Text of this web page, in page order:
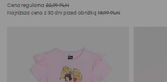
Cena regularna 22,99PLN
Najniższa cena z 30 dni przed obniżką 13,99PLN